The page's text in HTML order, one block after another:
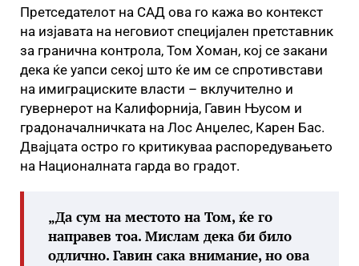
Претседателот на САД ова го кажа во контекст
на изјавата на неговиот специјален претставник
за гранична контрола, Том Хоман, кој се закани
дека ќе уапси секој што ќе им се спротивстави
на имиграциските власти – вклучително и
гувернерот на Калифорнија, Гавин Њусом и
градоначалничката на Лос Анџелес, Карен Бас.
Двајцата остро го критикуваа распоредувањето
на Националната гарда во градот.
„Да сум на местото на Том, ќе го
направев тоа. Мислам дека би било
одлично. Гавин сака внимание, но ова